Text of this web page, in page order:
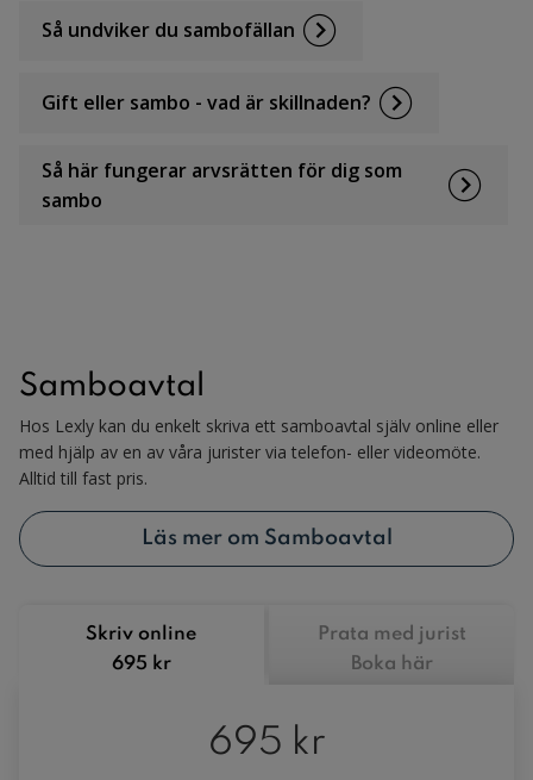
Så undviker du sambofällan
Gift eller sambo - vad är skillnaden?
Så här fungerar arvsrätten för dig som
sambo
Samboavtal
Hos Lexly kan du enkelt skriva ett samboavtal själv online eller
med hjälp av en av våra jurister via telefon- eller videomöte.
Alltid till fast pris.
Läs mer om Samboavtal
Skriv online
695 kr
Prata med jurist
Boka här
695 kr